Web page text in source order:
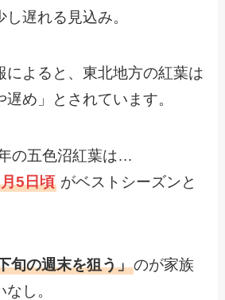
遅れる見込み。
によると、東北地方の紅葉は
遅め」とされています。
の五色沼紅葉は…
5日頃 がベストシーズンと
旬の週末を狙う」のが家族
し。